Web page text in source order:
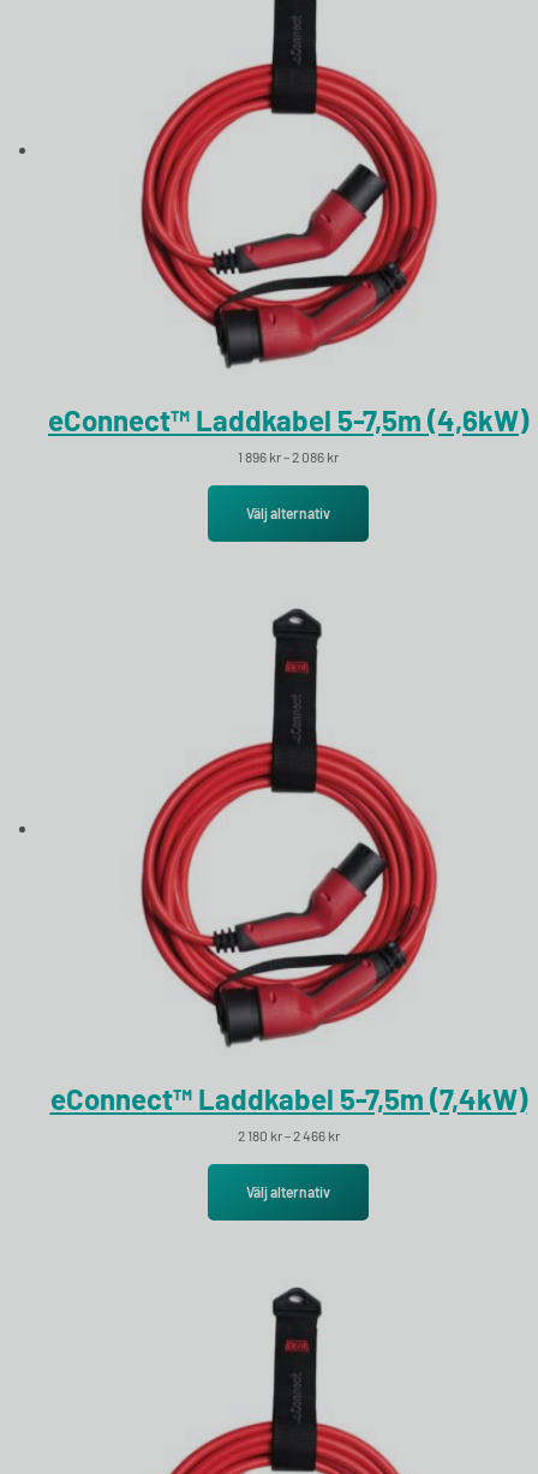
eConnect™ Laddkabel 5-7,5m (4,6kW)
1 896 kr–2 086 krPrisintervall: 1 896 kr till 2 086 kr
Välj alternativ
eConnect™ Laddkabel 5-7,5m (7,4kW)
2 180 kr–2 466 krPrisintervall: 2 180 kr till 2 466 kr
Välj alternativ